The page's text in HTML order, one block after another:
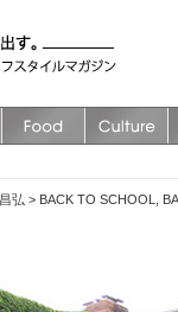
弘 > BACK TO SCHOOL,